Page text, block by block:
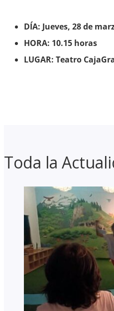
DÍA: Jueves, 28 de
HORA: 10.15 horas
LUGAR: Teatro
Toda la